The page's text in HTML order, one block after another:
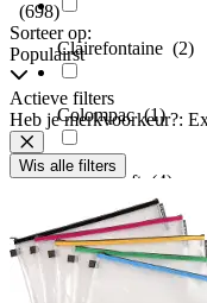
Clairefontaine (2)
Colompac(1)
Combicraft (4)
CROP(2)
(698)
Sorteer op:
Populairst
Actieve filters
Heb je merkvoorkeur?:
Wis alle filters